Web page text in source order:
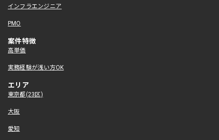
インフラエンジニア
PMO
案件特徴
高単価
実務経験が浅い方OK
エリア
東京都(23区)
大阪
愛知